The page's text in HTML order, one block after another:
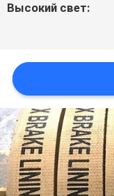
POLICY
Высокий свет: